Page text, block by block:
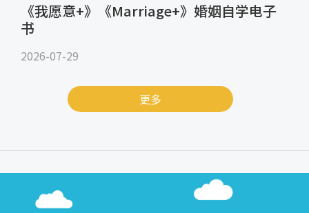
《我愿意+》《Marriage+》婚姻自学电子
书
2026-07-29
更多